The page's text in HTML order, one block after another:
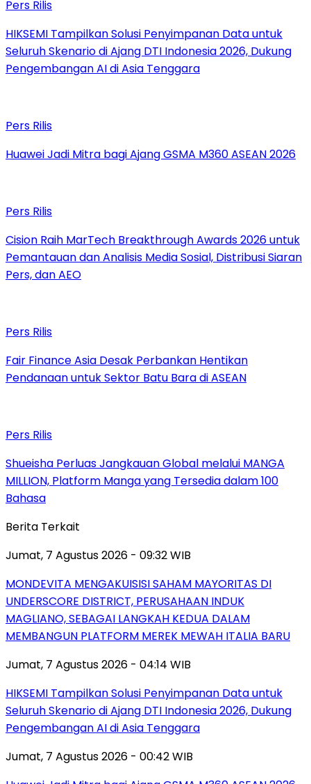
Pers Rilis
HIKSEMI Tampilkan Solusi Penyimpanan Data untuk
Seluruh Skenario di Ajang DTI Indonesia 2026, Dukung
Pengembangan AI di Asia Tenggara
Pers Rilis
Huawei Jadi Mitra bagi Ajang GSMA M360 ASEAN 2026
Pers Rilis
Cision Raih MarTech Breakthrough Awards 2026 untuk
Pemantauan dan Analisis Media Sosial, Distribusi Siaran
Pers, dan AEO
Pers Rilis
Fair Finance Asia Desak Perbankan Hentikan
Pendanaan untuk Sektor Batu Bara di ASEAN
Pers Rilis
Shueisha Perluas Jangkauan Global melalui MANGA
MILLION, Platform Manga yang Tersedia dalam 100
Bahasa
Berita Terkait
Jumat, 7 Agustus 2026 - 09:32 WIB
MONDEVITA MENGAKUISISI SAHAM MAYORITAS DI
UNDERSCORE DISTRICT, PERUSAHAAN INDUK
MAGLIANO, SEBAGAI LANGKAH KEDUA DALAM
MEMBANGUN PLATFORM MEREK MEWAH ITALIA BARU
Jumat, 7 Agustus 2026 - 04:14 WIB
HIKSEMI Tampilkan Solusi Penyimpanan Data untuk
Seluruh Skenario di Ajang DTI Indonesia 2026, Dukung
Pengembangan AI di Asia Tenggara
Jumat, 7 Agustus 2026 - 00:42 WIB